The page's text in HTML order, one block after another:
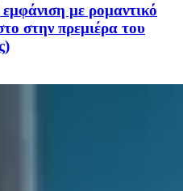
με ρομαντικό
στην πρεμιέρα του